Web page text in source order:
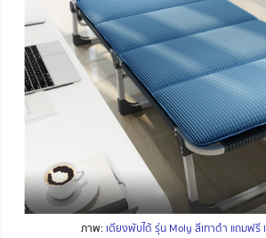
ภาพ: เตียงพับได้ รุ่น Moly สีเทาดำ แถมฟรี